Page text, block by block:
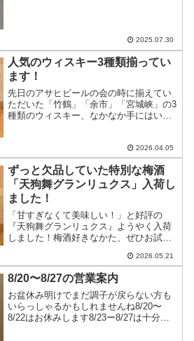
2025.07.30
人気のウィスキー3種類揃ってい
ます！
先日のアサヒビールの会の時に揃えてい
ただいた「竹鶴」「余市」「宮城峡」の3
種類のウィスキー、なかなか手にはいら
お好みの銘柄を見つけてみませんか？
2026.04.05
ずっと欠品していた特別な梅酒
「天狗舞グランリュクス」入荷し
ました！
「甘すぎなくて美味しい！」と好評の
『天狗舞グランリュクス』ようやく入荷
しました！梅酒好きなかた、ぜひお試し
2026.05.21
8/20〜8/27の営業案内
お盆休み明けでまだ調子が戻らない方も
いらっしゃるかもしれませんね8/20〜
8/22はお休みします8/23ー8/27は十分に